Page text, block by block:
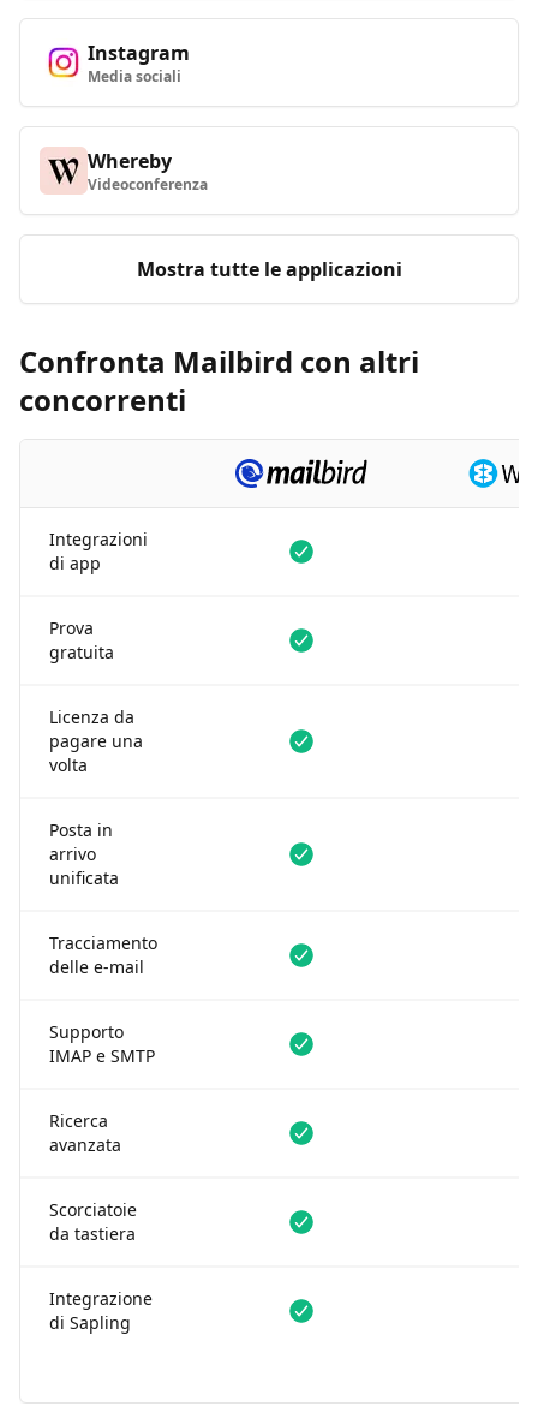
Instagram
Media sociali
Whereby
Videoconferenza
Mostra tutte le applicazioni
Confronta Mailbird con altri
concorrenti
Integrazioni
di app
Disponibile
Prova
gratuita
Disponibile
Licenza da
pagare una
volta
Disponibile
Posta in
arrivo
unificata
Disponibile
Tracciamento
delle e-mail
Disponibile
Supporto
IMAP e SMTP
Disponibile
Ricerca
avanzata
Disponibile
Scorciatoie
da tastiera
Disponibile
Integrazione
di Sapling
Disponibile